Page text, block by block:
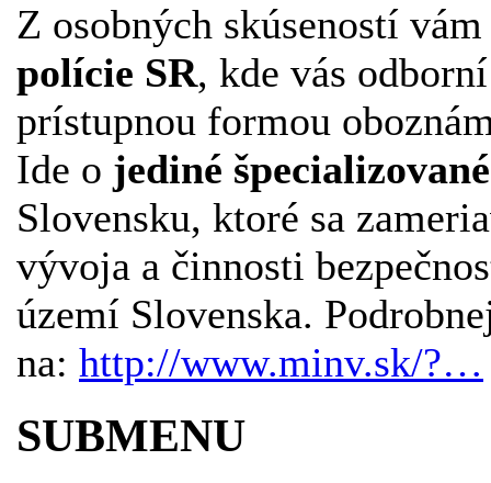
Z osobných skúseností
polície SR, kde vás
prístupnou formou
Ide o jediné
Slovensku, ktoré sa
vývoja a činnosti
území Slovenska.
na: http://www.minv.sk/?…
SUBMENU